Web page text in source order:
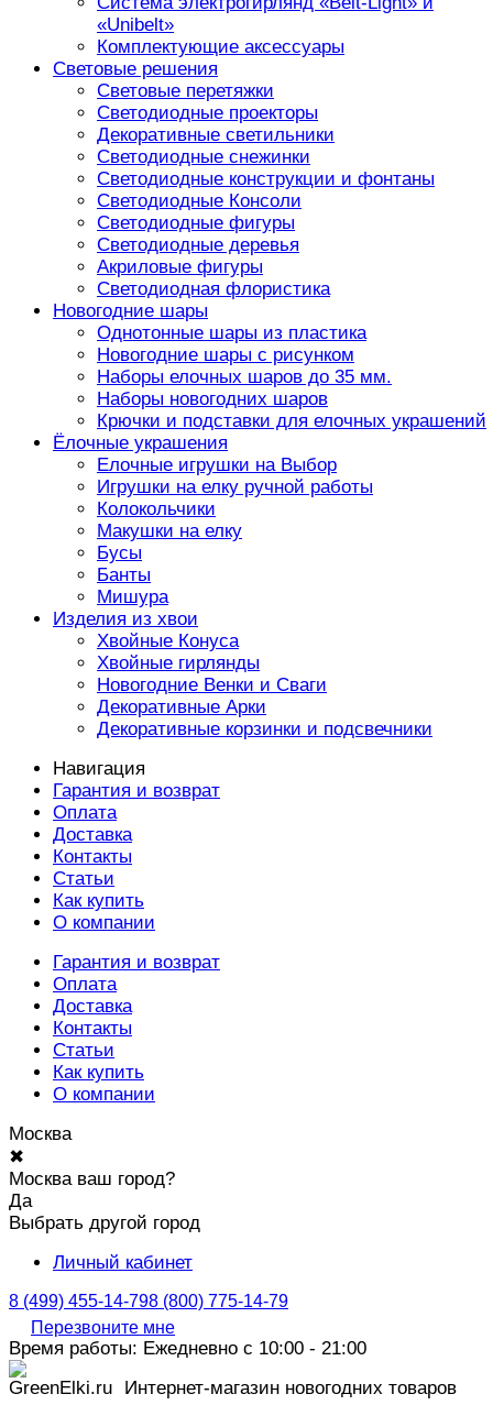
«Unibelt»
Комплектующие аксессуары
Световые решения
Световые перетяжки
Светодиодные проекторы
Декоративные светильники
Светодиодные снежинки
Светодиодные конструкции и фонтаны
Светодиодные Консоли
Светодиодные фигуры
Светодиодные деревья
Акриловые фигуры
Светодиодная флористика
Новогодние шары
Однотонные шары из пластика
Новогодние шары с рисунком
Наборы елочных шаров до 35 мм.
Наборы новогодних шаров
Крючки и подставки для елочных украшений
Ёлочные украшения
Елочные игрушки на Выбор
Игрушки на елку ручной работы
Колокольчики
Макушки на елку
Бусы
Банты
Мишура
Изделия из хвои
Хвойные Конуса
Хвойные гирлянды
Новогодние Венки и Сваги
Декоративные Арки
Декоративные корзинки и подсвечники
Навигация
Гарантия и возврат
Оплата
Доставка
Контакты
Статьи
Как купить
О компании
Гарантия и возврат
Оплата
Доставка
Контакты
Статьи
Как купить
О компании
Москва
✖
Москва ваш город?
Да
Выбрать другой город
Личный кабинет
8 (499) 455-14-798 (800) 775-14-79
Перезвоните мне
Время работы: Ежедневно с 10:00 - 21:00
Интернет-магазин новогодних товаров